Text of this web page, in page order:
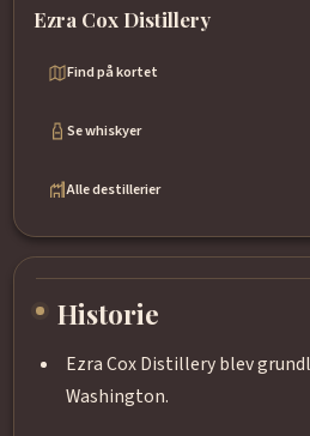
Ezra Cox Distillery
Find på kortet
Se whiskyer
Alle destillerier
Historie
Ezra Cox Distillery blev
Washington.